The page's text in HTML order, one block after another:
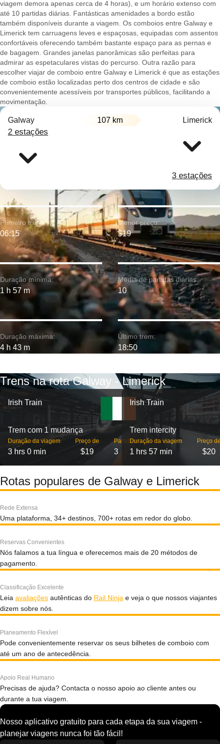
viagem demora apenas cerca de 4 horas), e um horário extenso com
até 10 partidas diárias. Fantásticas amenidades a bordo estão
também disponíveis durante a viagem. Os comboios entre Galway e
Limerick tem carruagens leves e espaçosas, equipadas com assentos
confortáveis oferecendo também bastante espaço para as pernas e
de bagagem. Grandes janelas panorâmicas são perfeitas para
admirar as espetaculares vistas do percurso. Outra razão para
escolher viajar de comboio entre Galway e Limerick é que as estações
de comboio estão localizadas perto dos centros de cidade e são
convenientemente acessíveis por transportes públicos, facilitando a
movimentação.
Galway 107 km Limerick
2 estações
3 estações
Duração mínima:
1 h 57 m
Primeiro trem:
06:15
Duração máxima:
4 h 43 m
Menor preço:
$19
Média de partidas diárias:
10
Último trem:
18:50
Trens na rota Galway - Limerick
Irish Train
Trem com 1 mudança
Duração da viagem
3 hrs 0 min
Preço de
$19
Partidas
3
Irish Train
Trem intercity
Duração da viagem
1 hrs 57 min
Preço
$20
Rotas populares de Galway e Limerick
Rede Extensa
Uma plataforma, 34+ destinos, 700+ rotas em redor do globo.
Reservas Convenientes
Nós falamos a tua língua e oferecemos mais de 20 métodos de
pagamento.
Classificação Excelente
Leia avaliações autênticas do Rail Ninja e veja o que nossos viajantes
dizem sobre nós.
Planeamento Flexível
Pode convenientemente reservar os seus bilhetes de comboio com
até um ano de antecedência.
Apoio Real Humano
Precisas de ajuda? Contacta o nosso apoio ao cliente antes ou
durante a tua viagem.
Nosso aplicativo gratuito para cada etapa da sua viagem -
planejar viagens nunca foi tão fácil!